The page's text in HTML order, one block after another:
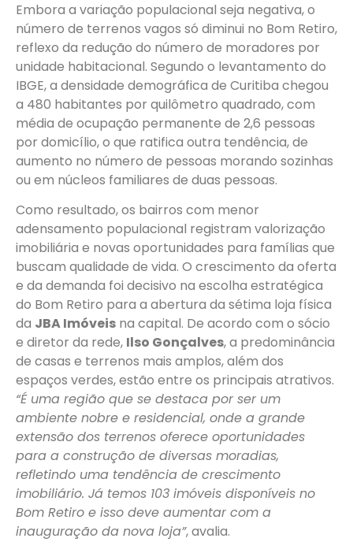
Embora a variação populacional seja negativa, o
número de terrenos vagos só diminui no Bom Retiro,
reflexo da redução do número de moradores por
unidade habitacional. Segundo o levantamento do
IBGE, a densidade demográfica de Curitiba chegou
a 480 habitantes por quilômetro quadrado, com
média de ocupação permanente de 2,6 pessoas
por domicílio, o que ratifica outra tendência, de
aumento no número de pessoas morando sozinhas
ou em núcleos familiares de duas pessoas.
Como resultado, os bairros com menor
adensamento populacional registram valorização
imobiliária e novas oportunidades para famílias que
buscam qualidade de vida. O crescimento da oferta
e da demanda foi decisivo na escolha estratégica
do Bom Retiro para a abertura da sétima loja física
da JBA Imóveis na capital. De acordo com o sócio
e diretor da rede, Ilso Gonçalves, a predominância
de casas e terrenos mais amplos, além dos
espaços verdes, estão entre os principais atrativos.
“É uma região que se destaca por ser um
ambiente nobre e residencial, onde a grande
extensão dos terrenos oferece oportunidades
para a construção de diversas moradias,
refletindo uma tendência de crescimento
imobiliário. Já temos 103 imóveis disponíveis no
Bom Retiro e isso deve aumentar com a
inauguração da nova loja”, avalia.